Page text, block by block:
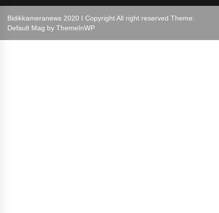
Bidikkameranews 2020 I Copyright All right reserved Theme:
Default Mag by ThemeInWP